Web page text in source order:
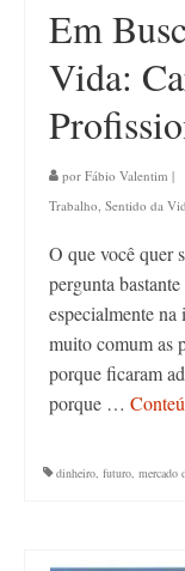
Em
Vida:
por Fábio Valentim |
Trabalho Sentido da
O que você quer
pergunta
especialmente
muito comum as
porque ficaram
porque …
dinheiro futuro mercado